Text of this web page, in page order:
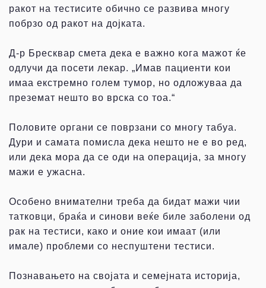
ракот на тестисите обично се развива многу
побрзо од ракот на дојката.
Д-р Бресквар смета дека е важно кога мажот ќе
одлучи да посети лекар. „Имав пациенти кои
имаа екстремно голем тумор, но одложуваа да
преземат нешто во врска со тоа.“
Половите органи се поврзани со многу табуа.
Дури и самата помисла дека нешто не е во ред,
или дека мора да се оди на операција, за многу
мажи е ужасна.
Особено внимателни треба да бидат мажи чии
татковци, браќа и синови веќе биле заболени од
рак на тестиси, како и оние кои имаат (или
имале) проблеми со неспуштени тестиси.
Познавањето на својата и семејната историја,